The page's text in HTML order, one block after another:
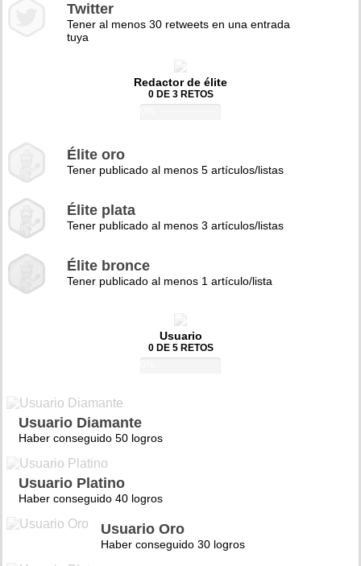
Twitter
Tener al menos 30 retweets en una entrada
tuya
Redactor de élite
0 DE 3 RETOS
Élite oro
Tener publicado al menos 5 artículos/listas
Élite plata
Tener publicado al menos 3 artículos/listas
Élite bronce
Tener publicado al menos 1 artículo/lista
Usuario
0 DE 5 RETOS
Usuario Diamante
Haber conseguido 50 logros
Usuario Platino
Haber conseguido 40 logros
Usuario Oro
Haber conseguido 30 logros